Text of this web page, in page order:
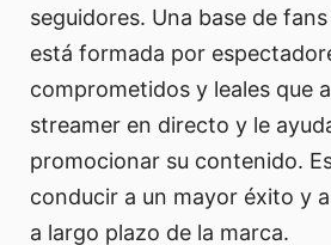
seguidores. Una base de
está formada por
comprometidos y leales que
streamer en directo y le
promocionar su contenido.
conducir a un mayor éxito y
a largo plazo de la marca.